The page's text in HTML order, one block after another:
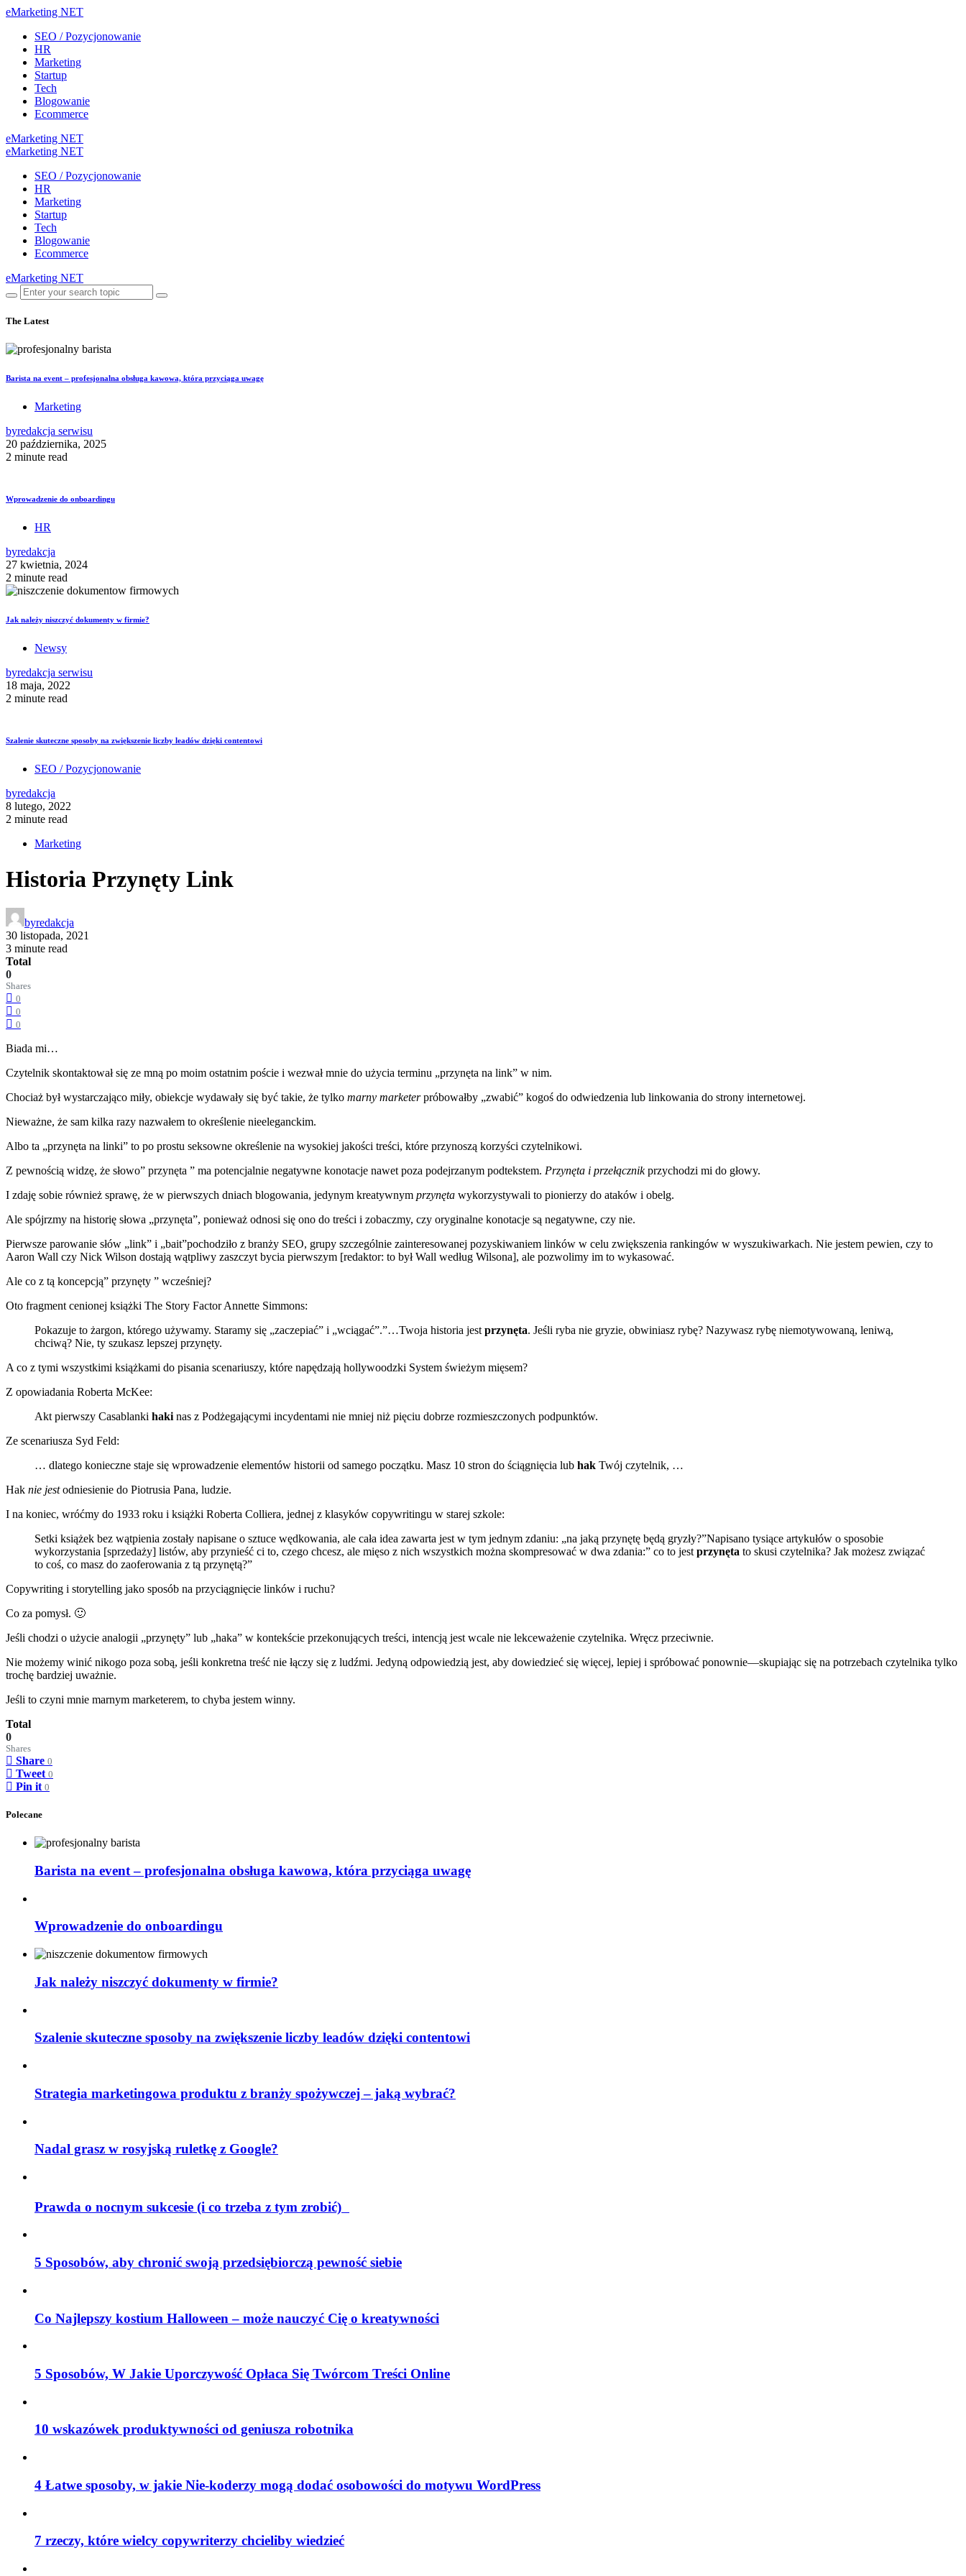
eMarketing NET
SEO / Pozycjonowanie
HR
Marketing
Startup
Tech
Blogowanie
Ecommerce
eMarketing NET
eMarketing NET
SEO / Pozycjonowanie
HR
Marketing
Startup
Tech
Blogowanie
Ecommerce
eMarketing NET
The Latest
Barista na event – profesjonalna obsługa kawowa, która przyciąga uwagę
Marketing
byredakcja serwisu
20 października, 2025
2 minute read
Wprowadzenie do onboardingu
HR
byredakcja
27 kwietnia, 2024
2 minute read
Jak należy niszczyć dokumenty w firmie?
Newsy
byredakcja serwisu
18 maja, 2022
2 minute read
Szalenie skuteczne sposoby na zwiększenie liczby leadów dzięki contentowi
SEO / Pozycjonowanie
byredakcja
8 lutego, 2022
2 minute read
Marketing
Historia Przynęty Link
byredakcja
30 listopada, 2021
3 minute read
Total
0
Shares
0
0
0
Biada mi…
Czytelnik skontaktował się ze mną po moim ostatnim poście i wezwał mnie do użycia terminu „przynęta na link” w nim.
Chociaż był wystarczająco miły, obiekcje wydawały się być takie, że tylko marny marketerpróbowałby „zwabić” kogoś do odwiedzenia lub linkowania do strony internetowej.
Nieważne, że sam kilka razy nazwałem to określenie nieeleganckim.
Albo ta „przynęta na linki” to po prostu seksowne określenie na wysokiej jakości treści, które przynoszą korzyści czytelnikowi.
Z pewnością widzę, że słowo” przynęta ” ma potencjalnie negatywne konotacje nawet poza podejrzanym podtekstem. Przynęta i przełącznikprzychodzi mi do głowy.
I zdaję sobie również sprawę, że w pierwszych dniach blogowania, jedynym kreatywnym przynęta wykorzystywali to pionierzy do ataków i obelg.
Ale spójrzmy na historię słowa „przynęta”, ponieważ odnosi się ono do treści i zobaczmy, czy oryginalne konotacje są negatywne, czy nie.
Pierwsze parowanie słów „link” i „bait”pochodziło z branży SEO, grupy szczególnie zainteresowanej pozyskiwaniem linków w celu zwiększenia rankingów w wyszukiwarkach. Nie jestem pewien, czy to
Aaron Wall czy Nick Wilson dostają wątpliwy zaszczyt bycia pierwszym [redaktor: to był Wall według Wilsona], ale pozwolimy im to wykasować.
Ale co z tą koncepcją” przynęty ” wcześniej?
Oto fragment cenionej książki The Story Factor Annette Simmons:
Pokazuje to żargon, którego używamy. Staramy się „zaczepiać” i „wciągać”.”…Twoja historia jest przynęta. Jeśli ryba nie gryzie, obwiniasz rybę? Nazywasz rybę niemotywowaną, leniwą,
chciwą? Nie, ty szukasz lepszej przynęty.
A co z tymi wszystkimi książkami do pisania scenariuszy, które napędzają hollywoodzki System świeżym mięsem?
Z opowiadania Roberta McKee:
Akt pierwszy Casablanki haki nas z Podżegającymi incydentami nie mniej niż pięciu dobrze rozmieszczonych podpunktów.
Ze scenariusza Syd Feld:
… dlatego konieczne staje się wprowadzenie elementów historii od samego początku. Masz 10 stron do ściągnięcia lub hak Twój czytelnik, …
Hak nie jestodniesienie do Piotrusia Pana, ludzie.
I na koniec, wróćmy do 1933 roku i książki Roberta Colliera, jednej z klasyków copywritingu w starej szkole:
Setki książek bez wątpienia zostały napisane o sztuce wędkowania, ale cała idea zawarta jest w tym jednym zdaniu: „na jaką przynętę będą gryzły?”Napisano tysiące artykułów o sposobie
wykorzystania [sprzedaży] listów, aby przynieść ci to, czego chcesz, ale mięso z nich wszystkich można skompresować w dwa zdania:” co to jest przynęta to skusi czytelnika? Jak możesz związać
to coś, co masz do zaoferowania z tą przynętą?”
Copywriting i storytelling jako sposób na przyciągnięcie linków i ruchu?
Co za pomysł. 🙂
Jeśli chodzi o użycie analogii „przynęty” lub „haka” w kontekście przekonujących treści, intencją jest wcale nie lekceważenie czytelnika. Wręcz przeciwnie.
Nie możemy winić nikogo poza sobą, jeśli konkretna treść nie łączy się z ludźmi. Jedyną odpowiedzią jest, aby dowiedzieć się więcej, lepiej i spróbować ponownie—skupiając się na potrzebach czytelnika tylko
trochę bardziej uważnie.
Jeśli to czyni mnie marnym marketerem, to chyba jestem winny.
Total
0
Shares
Share 0
Tweet 0
Pin it 0
Polecane
Barista na event – profesjonalna obsługa kawowa, która przyciąga uwagę
Wprowadzenie do onboardingu
Jak należy niszczyć dokumenty w firmie?
Szalenie skuteczne sposoby na zwiększenie liczby leadów dzięki contentowi
Strategia marketingowa produktu z branży spożywczej – jaką wybrać?
Nadal grasz w rosyjską ruletkę z Google?
Prawda o nocnym sukcesie (i co trzeba z tym zrobić)
5 Sposobów, aby chronić swoją przedsiębiorczą pewność siebie
Co Najlepszy kostium Halloween – może nauczyć Cię o kreatywności
5 Sposobów, W Jakie Uporczywość Opłaca Się Twórcom Treści Online
10 wskazówek produktywności od geniusza robotnika
4 Łatwe sposoby, w jakie Nie-koderzy mogą dodać osobowości do motywu WordPress
7 rzeczy, które wielcy copywriterzy chcieliby wiedzieć